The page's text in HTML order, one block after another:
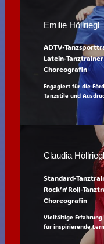
Emilie Höllriegl
ADTV-
Latein-Tanztrainer
Choreografin
Engagiert für die
Tanzstile und
Claudia Höllriegl
Standard-
Rock’n’Roll-
Choreografin
Vielfältige Erfahrung
für inspirierende